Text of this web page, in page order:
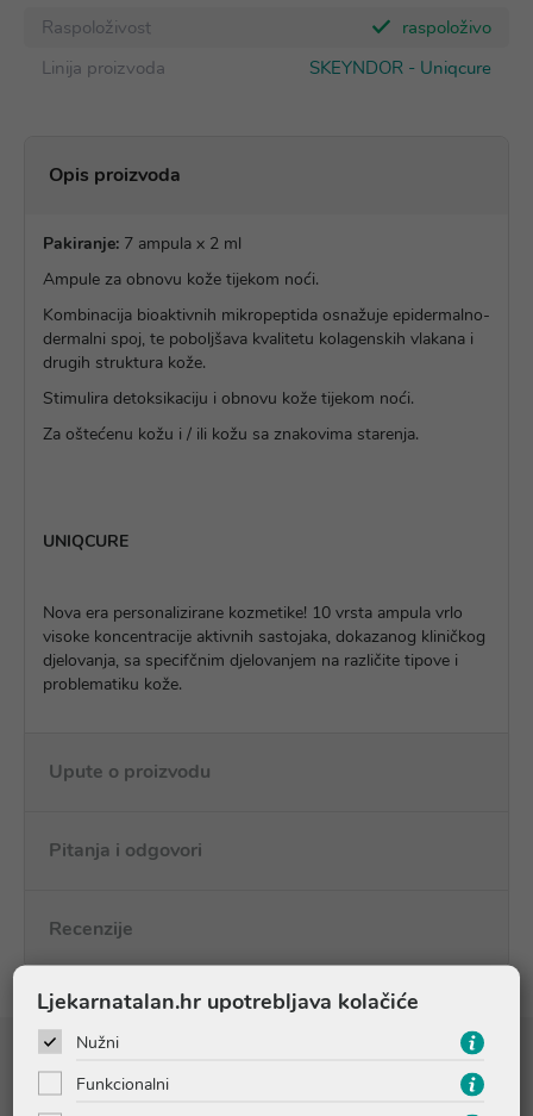
Raspoloživost
raspoloživo
Linija proizvoda
SKEYNDOR - Uniqcure
Opis proizvoda
Pakiranje: 7 ampula x 2 ml
Ampule za obnovu kože tijekom noći.
Kombinacija bioaktivnih mikropeptida osnažuje epidermalno-
dermalni spoj, te poboljšava kvalitetu kolagenskih vlakana i
drugih struktura kože.
Stimulira detoksikaciju i obnovu kože tijekom noći.
Za oštećenu kožu i / ili kožu sa znakovima starenja.
UNIQCURE
Nova era personalizirane kozmetike! 10 vrsta ampula vrlo
visoke koncentracije aktivnih sastojaka, dokazanog kliničkog
djelovanja, sa specifčnim djelovanjem na različite tipove i
problematiku kože.
Upute o proizvodu
Pitanja i odgovori
Recenzije
Ljekarnatalan.hr upotrebljava kolačiće
Nužni
Funkcionalni